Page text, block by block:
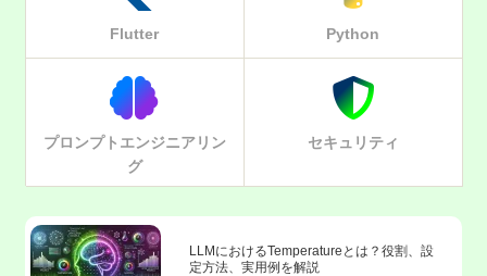
Flutter Python
プロンプトエンジニアリン
グ
セキュリティ
LLMにおけるTemperatureとは？役割、設
定方法、実用例を解説